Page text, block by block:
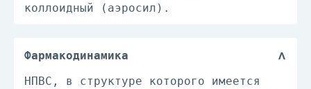
коллоидный (аэросил).
Фармакодинамика
НПВС, в структуре которого имеется